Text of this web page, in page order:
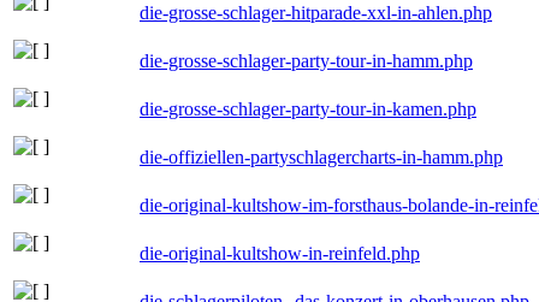
die-grosse-schlager-hitparade-xxl-in-ahlen.php
die-grosse-schlager-party-tour-in-hamm.php
die-grosse-schlager-party-tour-in-kamen.php
die-offiziellen-partyschlagercharts-in-hamm.php
die-original-kultshow-im-forsthaus-bolande-in-
die-original-kultshow-in-reinfeld.php